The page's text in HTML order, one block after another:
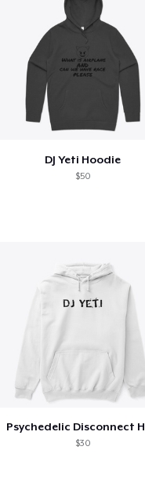
DJ Yeti Hoodie
$50
$30